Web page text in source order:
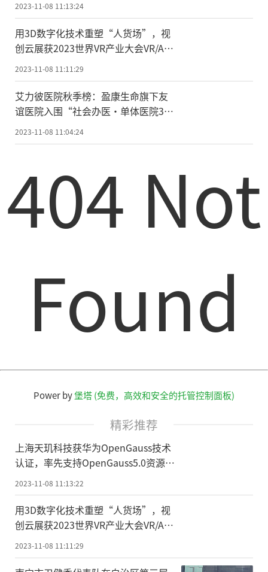
2023-11-08 11:13:24
用3D数字化技术重塑“人货场”，视
创云展获2023世界VR产业大会VR/AR
年度创新奖
2023-11-08 11:11:29
艾力彼医院秋季榜：盈康生命旗下友
谊医院入围“社会办医·单体医院300
强”
2023-11-08 11:04:24
404 Not
Found
Power by堡塔 (免费，高效和安全的托管控制面板)
精彩推荐
上海天玑科技获华为OpenGauss技术
认证，率先支持OpenGauss5.0资源池
2023-11-08 11:13:22
用3D数字化技术重塑“人货场”，视
创云展获2023世界VR产业大会VR/AR
年度创新奖
2023-11-08 11:11:29